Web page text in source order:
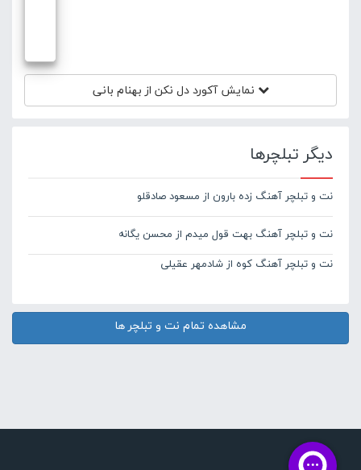
دل نکن از بهنام بانی
دیگر تبلچرها
نت و تبلچر آهنگ زده بارون از مسعود صادقلو
نت و تبلچر آهنگ بهت قول میدم از محسن یگانه
نت و تبلچر آهنگ کوه از شادمهر عقیلی
مشاهده تمام نت و تبلچر ها